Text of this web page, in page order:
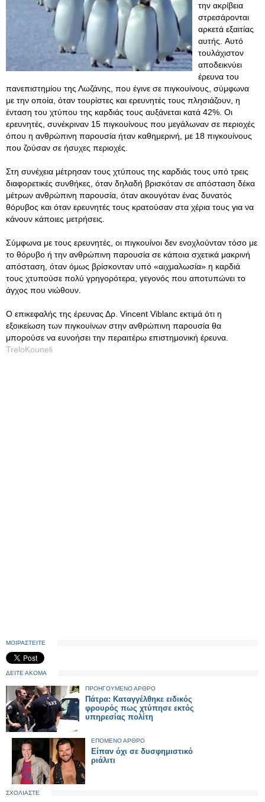
την ακρίβεια
στρεσάρονται
αρκετά εξαιτίας
αυτής. Αυτό
τουλάχιστον
αποδεικνύει
έρευνα του
πανεπιστημίου της Λωζάνης, που έγινε σε πιγκουίνους, σύμφωνα
με την οποία, όταν τουρίστες και ερευνητές τους πλησιάζουν, η
ένταση του χτύπου της καρδιάς τους αυξάνεται κατά 42%. Oι
ερευνητές, συνέκριναν 15 πιγκουίνους που μεγάλωναν σε περιοχές
όπου η ανθρώπινη παρουσία ήταν καθημερινή, με 18 πιγκουίνους
που ζούσαν σε ήσυχες περιοχές.
Στη συνέχεια μέτρησαν τους χτύπους της καρδιάς τους υπό τρεις
διαφορετικές συνθήκες, όταν δηλαδή βρισκόταν σε απόσταση δέκα
μέτρων ανθρώπινη παρουσία, όταν ακουγόταν ένας δυνατός
θόρυβος και όταν ερευνητές τους κρατούσαν στα χέρια τους για να
κάνουν κάποιες μετρήσεις.
Σύμφωνα με τους ερευνητές, οι πιγκουίνοι δεν ενοχλούνταν τόσο με
το θόρυβο ή την ανθρώπινη παρουσία σε κάποια σχετικά μακρινή
απόσταση, όταν όμως βρίσκονταν υπό «αιχμαλωσία» η καρδιά
τους χτυπούσε πολύ γρηγορότερα, γεγονός που αποτυπώνει το
άγχος που νιώθουν.
Ο επικεφαλής της έρευνας Δρ. Vincent Viblanc εκτιμά ότι η
εξοικείωση των πιγκουίνων στην ανθρώπινη παρουσία θα
μπορούσε να ευνοήσει την περαιτέρω επιστημονική έρευνα.
TreloKouneli
ΜΟΙΡΑΣΤΕΙΤΕ
ΔΕΙΤΕ ΑΚΟΜΑ
ΠΡΟΗΓΟΥΜΕΝΟ ΑΡΘΡΟ
Πάτρα: Καταγγέλθηκε ειδικός
φρουρός πως χτύπησε εκτός
υπηρεσίας πολίτη
ΕΠΟΜΕΝΟ ΑΡΘΡΟ
Είπαν όχι σε δυσφημιστικό
ριάλιτι
ΣΧΟΛΙΑΣΤΕ